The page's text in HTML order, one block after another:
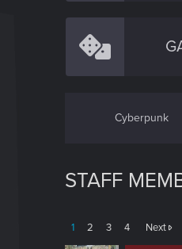
Cyberpunk
STAFF
1 2 3 4 Next